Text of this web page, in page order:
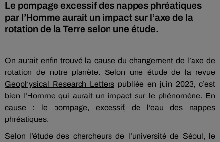
Le pompage excessif des nappes phréatiques
par l’Homme aurait un impact sur l’axe de la
rotation de la Terre selon une étude.
On aurait enfin trouvé la cause du changement de l’axe de
rotation de notre planète. Selon une étude de la revue
Geophysical Research Letters publiée en juin 2023, c’est
bien l’Homme qui aurait un impact sur le phénomène. En
cause : le pompage, excessif, de l’eau des nappes
phréatiques.
Selon l’étude des chercheurs de l’université de Séoul, le